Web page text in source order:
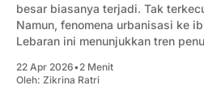
besar biasanya terjadi. Tak
Namun, fenomena urbanisasi ke
Lebaran ini menunjukkan tren
22 Apr 2026•2 Menit
Oleh: Zikrina Ratri